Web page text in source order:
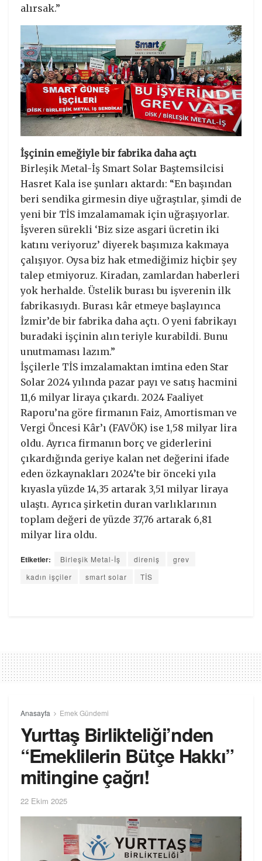
alırsak.”
İşçinin emeğiyle bir fabrika daha açtı
Birleşik Metal-İş Smart Solar Baştemsilcisi
Hasret Kala ise şunları aktardı: “En başından
beri sendika girmesin diye uğraştılar, şimdi de
yeni bir TİS imzalamamak için uğraşıyorlar.
İşveren sürekli ‘Biz size asgari ücretin iki
katını veriyoruz’ diyerek başımıza kakmaya
çalışıyor. Oysa biz hak etmediğimiz hiçbir şey
talep etmiyoruz. Kiradan, zamlardan haberleri
yok herhalde. Üstelik burası bu işverenin ilk
fabrikasıydı. Burası kâr etmeye başlayınca
İzmir’de bir fabrika daha açtı. O yeni fabrikayı
buradaki işçinin alın teriyle kurabildi. Bunu
unutmaması lazım.”
İşçilerle TİS imzalamaktan imtina eden Star
Solar 2024 yılında pazar payı ve satış hacmini
11,6 milyar liraya çıkardı. 2024 Faaliyet
Raporu’na göre firmanın Faiz, Amortisman ve
Vergi Öncesi Kâr’ı (FAVÖK) ise 1,58 milyar lira
oldu. Ayrıca firmanın borç ve giderlerini
çıkardığında geriye kalan net değerini ifade
eden özkaynakları 2024’te bir önceki yıla
kıyasla yüzde 14,35 artarak 3,51 milyar liraya
ulaştı. Ayrıca şirketin duran varlıklarının
toplam değeri de yüzde 37,76 artarak 6,81
milyar lira oldu.
Etiketler: Birleşik Metal-İş direniş
grev
kadın işçiler
smart solar TİS
Anasayfa Emek Gündemi
Yurttaş Birlikteliği’nden
“Emeklilerin Bütçe Hakkı”
mitingine çağrı!
22 Ekim 2025